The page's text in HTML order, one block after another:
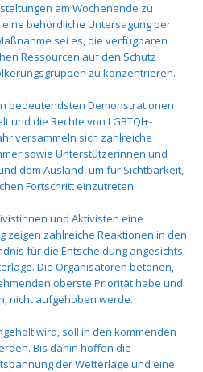
am Wochenende zu
behördliche Untersagung per
sei es, die verfügbaren
Ressourcen auf den Schutz
zu konzentrieren.
bedeutendsten Demonstrationen
und die Rechte von LGBTQI+-
versammeln sich zahlreiche
sowie Unterstützerinnen und
dem Ausland, um für Sichtbarkeit,
Fortschritt einzutreten.
und Aktivisten eine
zeigen zahlreiche Reaktionen in den
für die Entscheidung angesichts
Die Organisatoren betonen,
oberste Priorität habe und
nicht aufgehoben werde.
wird, soll in den kommenden
Bis dahin hoffen die
der Wetterlage und eine